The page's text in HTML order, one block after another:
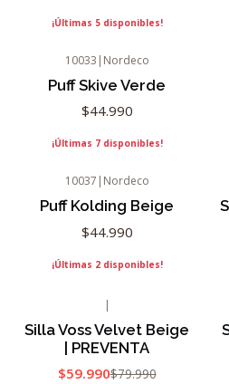
¡Últimas 5 disponibles!
10033 | Nordeco
Puff Skive Verde
$44.990
¡Últimas 7 disponibles!
10037 | Nordeco
Puff Kolding Beige
$44.990
¡Últimas 2 disponibles!
|
Silla Voss Velvet Beige
| PREVENTA
$59.990$79.990